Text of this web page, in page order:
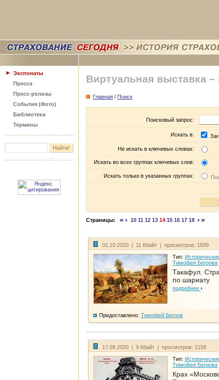
Экспонаты
Пресса
Пресс-релизы
События (Фото)
Библиотека
Термины
Виртуальная выставка –
Главная / Поиск
Поисковый запрос:
Искать в:
Не искать в ключевых словах:
Искать во всех группах ключевых слов:
Искать только в указанных группах:
Страницы: 10 11 12 13 14 15 16 17 18
01.10.2020 | 11 Кбайт | просмотров: 1599
Тип:
Тимофея Бегрова
Такафул.
по шариату
подробнее
Предоставлено: Тимофей Бегров
17.09.2020 | 9 Кбайт | просмотров: 2158
Тип:
Тимофея Бегрова
Крах